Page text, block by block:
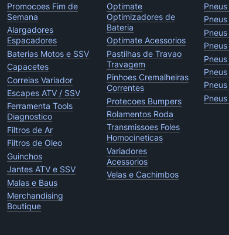
Promocoes Fim de
Semana
Alargadores
Espacadores
Baterias Motos e SSV
Capacetes
Correias Variador
Escapes ATV / SSV
Ferramenta Tools
Diagnostico
Filtros de Ar
Filtros de Oleo
Guinchos
Jantes ATV e SSV
Malas e Baus
Merchandising
Boutique
Optimate
Optimizadores de
Bateria
Optimate Acessorios
Pastilhas de Travao
Travagem
Pinhoes Cremalheiras
Correntes
Protecoes Bumpers
Rolamentos Roda
Transmissoes Foles
Homocineticas
Variadores
Acessorios
Velas e Cachimbos